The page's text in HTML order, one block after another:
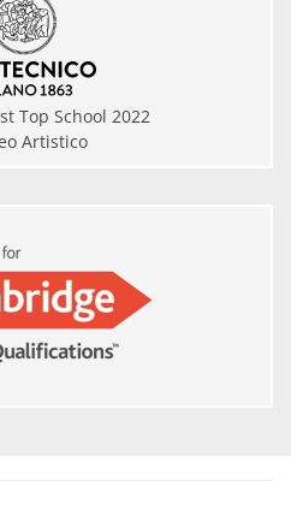
Top School 2022
Artistico